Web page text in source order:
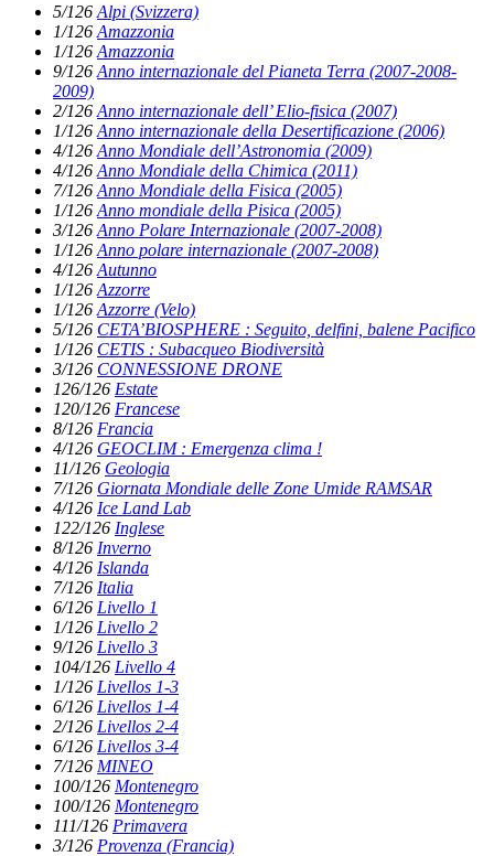
5/126 Alpi (Svizzera)
1/126 Amazzonia
1/126 Amazzonia
9/126 Anno internazionale del Pianeta Terra (2007-2008-
2009)
2/126 Anno internazionale dell’ Elio-fisica (2007)
1/126 Anno internazionale della Desertificazione (2006)
4/126 Anno Mondiale dell’Astronomia (2009)
4/126 Anno Mondiale della Chimica (2011)
7/126 Anno Mondiale della Fisica (2005)
1/126 Anno mondiale della Pisica (2005)
3/126 Anno Polare Internazionale (2007-2008)
1/126 Anno polare internazionale (2007-2008)
4/126 Autunno
1/126 Azzorre
1/126 Azzorre (Velo)
5/126 CETA’BIOSPHERE : Seguito, delfini, balene Pacifico
1/126 CETIS : Subacqueo Biodiversità
3/126 CONNESSIONE DRONE
126/126 Estate
120/126 Francese
8/126 Francia
4/126 GEOCLIM : Emergenza clima !
11/126 Geologia
7/126 Giornata Mondiale delle Zone Umide RAMSAR
4/126 Ice Land Lab
122/126 Inglese
8/126 Inverno
4/126 Islanda
7/126 Italia
6/126 Livello 1
1/126 Livello 2
9/126 Livello 3
104/126 Livello 4
1/126 Livellos 1-3
6/126 Livellos 1-4
2/126 Livellos 2-4
6/126 Livellos 3-4
7/126 MINEO
100/126 Montenegro
100/126 Montenegro
111/126 Primavera
3/126 Provenza (Francia)